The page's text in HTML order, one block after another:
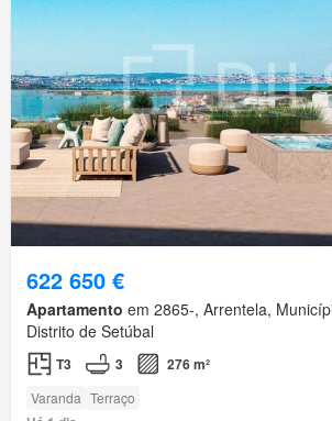
622 650 €
Apartamento em 2865-, Arrentela,
Distrito de Setúbal
T3 3 276 m²
Varanda Terraço